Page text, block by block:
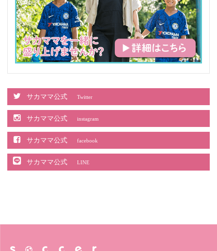
サカママ公式 Twitter
サカママ公式 instagram
サカママ公式 facebook
サカママ公式 LINE